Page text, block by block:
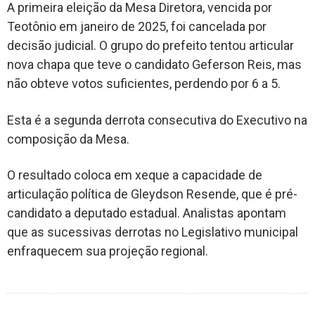
A primeira eleição da Mesa Diretora, vencida por
Teotônio em janeiro de 2025, foi cancelada por
decisão judicial. O grupo do prefeito tentou articular
nova chapa que teve o candidato Geferson Reis, mas
não obteve votos suficientes, perdendo por 6 a 5.
Esta é a segunda derrota consecutiva do Executivo na
composição da Mesa.
O resultado coloca em xeque a capacidade de
articulação política de Gleydson Resende, que é pré-
candidato a deputado estadual. Analistas apontam
que as sucessivas derrotas no Legislativo municipal
enfraquecem sua projeção regional.